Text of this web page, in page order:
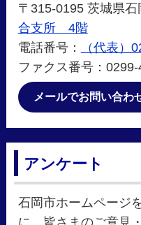
〒315-0195 茨城県
合支所 4階
電話番号：
（代表）
ファクス番号：
メールでお問い合わ
アンケート
石岡市ホームページ
に、皆さまのご意見